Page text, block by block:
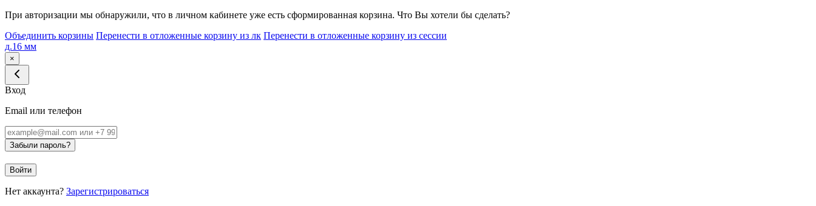
При авторизации мы обнаружили, что в личном кабинете уже есть сформированная корзина. Что Вы хотели бы сделать?
Объединить корзины Перенести в отложенные корзину из лк Перенести в отложенные корзину из сессии
д.16 мм
×
Вход
Email или телефон
Забыли пароль?
Войти
Нет аккаунта? Зарегистрироваться